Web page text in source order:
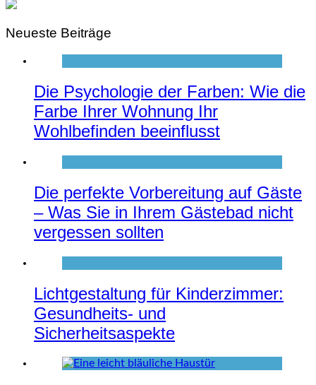
Neueste Beiträge
Die Psychologie der Farben: Wie die
Farbe Ihrer Wohnung Ihr
Wohlbefinden beeinflusst
Die perfekte Vorbereitung auf Gäste
– Was Sie in Ihrem Gästebad nicht
vergessen sollten
Lichtgestaltung für Kinderzimmer:
Gesundheits- und
Sicherheitsaspekte